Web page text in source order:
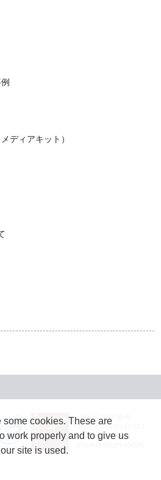
ディアキット）
JASRAC許諾番号：
9024936001Y45037
JASRAC許諾番号：
cookies. These are
work properly and to give us
site is used.